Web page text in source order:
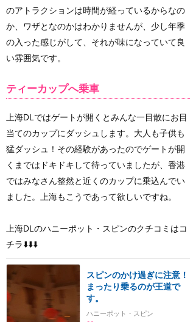
のアトラクションは時間が経っているからなの
か、ワザとなのかはわかりませんが、少し年季
の入った感じがして、それが味になっていて良
い雰囲気です。
ティーカップへ乗車
上海DLではゲートが開くとみんな一目散にお目
当てのカップにダッシュします。大人も子供も
猛ダッシュ！その経験があったのでゲートが開
くまではドキドキして待っていましたが、香港
ではみなさん整然と近くのカップに乗込んでい
ました。上海もこうであって欲しいですね。
上海DLのハニーポット・スピンのクチコミはコ
チラ⬇️⬇️⬇️
スピンのかけ過ぎに注意！
まったり乗るのが王道で
す。
ハニーポット・スピン